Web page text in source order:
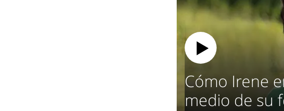
Cómo Irene
medio de su